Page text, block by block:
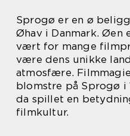
Sprogø er en ø
Øhav i Danmark.
vært for mange
være dens unikke
atmosfære.
blomstre på Sprogø i
da spillet en
filmkultur.